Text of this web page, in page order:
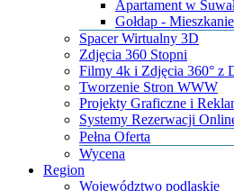
Apartament w
Gołdap -
​Spacer Wirtualny 3D
​Zdjęcia 360 Stopni
​Filmy 4k i Zdjęcia 360° z
​Tworzenie Stron WWW
​Projekty Graficzne i
​Systemy Rezerwacji
Pełna Oferta
Wycena
Region
Województwo podlaskie